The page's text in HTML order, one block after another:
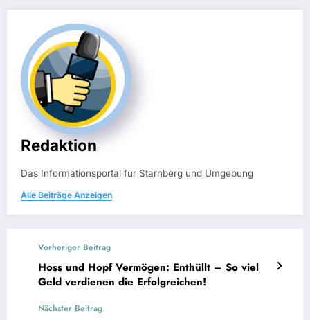
Redaktion
Das Informationsportal für Starnberg und Umgebung
Alle Beiträge Anzeigen
Vorheriger Beitrag
Hoss und Hopf Vermögen: Enthüllt – So viel
Geld verdienen die Erfolgreichen!
Nächster Beitrag